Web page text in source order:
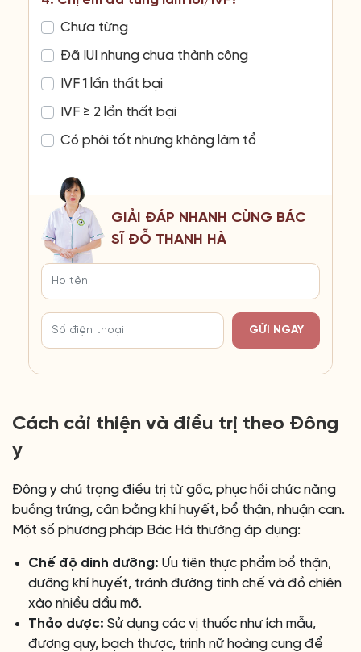
Chưa từng
Đã IUI nhưng chưa thành công
IVF 1 lần thất bại
IVF ≥ 2 lần thất bại
Có phôi tốt nhưng không làm tổ
GIẢI ĐÁP NHANH CÙNG BÁC
SĨ ĐỖ THANH HÀ
GỬI NGAY
Cách cải thiện và điều trị theo Đông
y
Đông y chú trọng điều trị từ gốc, phục hồi chức năng
buồng trứng, cân bằng khí huyết, bổ thận, nhuận can.
Một số phương pháp Bác Hà thường áp dụng:
Chế độ dinh dưỡng: Ưu tiên thực phẩm bổ thận,
dưỡng khí huyết, tránh đường tinh chế và đồ chiên
xào nhiều dầu mỡ.
Thảo dược: Sử dụng các vị thuốc như ích mẫu,
đương quy, bạch thược, trinh nữ hoàng cung để